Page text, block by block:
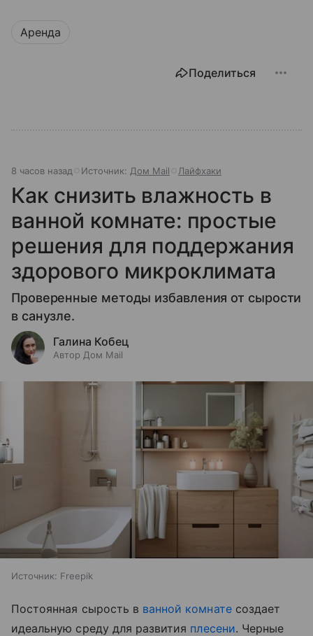
Аренда
Поделиться
8 часов назад Источник: Дом Mail Лайфхаки
Как снизить влажность в
ванной комнате: простые
решения для поддержания
здорового микроклимата
Проверенные методы избавления от сырости
в санузле.
Галина Кобец
Автор Дом Mail
Источник: Freepik
Постоянная сырость в ванной комнатесоздает
идеальную среду для развития плесени. Черные